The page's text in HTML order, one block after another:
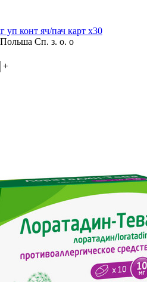
уп конт яч/пач карт x30
Сп. з. о. о
+